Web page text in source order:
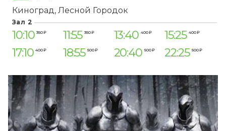
Киноград Лесной Городок
Зал 2
10:10 350 ₽ 11:55 350 ₽ 13:40 400 ₽ 15:25 400 ₽
17:10 400 ₽ 18:55 500 ₽ 20:40 500 ₽ 22:25 500 ₽